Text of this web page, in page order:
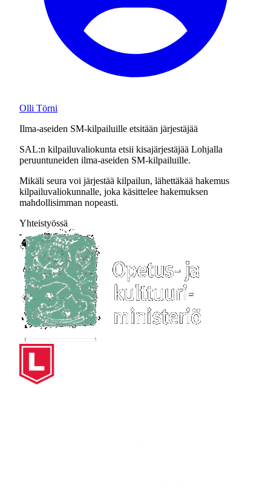
Olli Törni
Ilma-aseiden SM-kilpailuille etsitään järjestäjää
SAL:n kilpailuvaliokunta etsii kisajärjestäjää Lohjalla
peruuntuneiden ilma-aseiden SM-kilpailuille.
Mikäli seura voi järjestää kilpailun, lähettäkää hakemus
kilpailuvaliokunnalle, joka käsittelee hakemuksen
mahdollisimman nopeasti.
Yhteistyössä